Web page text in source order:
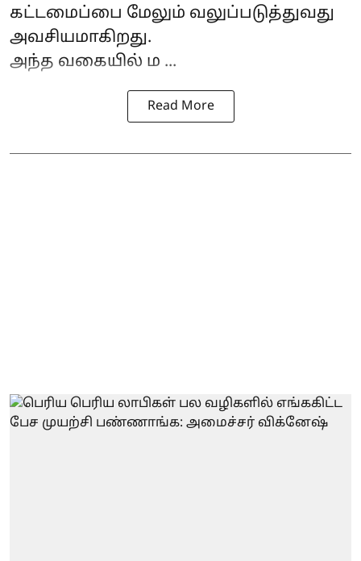
கட்டமைப்பை மேலும் வலுப்படுத்துவது
அவசியமாகிறது.
அந்த வகையில் ம ...
Read More